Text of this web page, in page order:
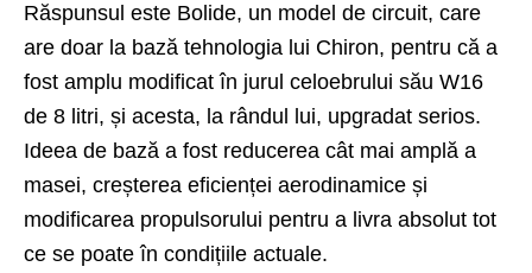
Răspunsul este Bolide, un model de circuit, care
are doar la bază tehnologia lui Chiron, pentru că a
fost amplu modificat în jurul celoebrului său W16
de 8 litri, și acesta, la rândul lui, upgradat serios.
Ideea de bază a fost reducerea cât mai amplă a
masei, creșterea eficienței aerodinamice și
modificarea propulsorului pentru a livra absolut tot
ce se poate în condițiile actuale.